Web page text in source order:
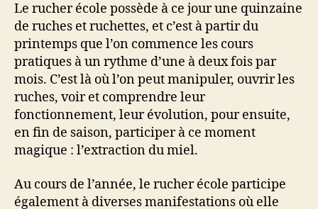
Le rucher école possède à ce jour une quinzaine
de ruches et ruchettes, et c’est à partir du
printemps que l’on commence les cours
pratiques à un rythme d’une à deux fois par
mois. C’est là où l’on peut manipuler, ouvrir les
ruches, voir et comprendre leur
fonctionnement, leur évolution, pour ensuite,
en fin de saison, participer à ce moment
magique : l’extraction du miel.
Au cours de l’année, le rucher école participe
également à diverses manifestations où elle